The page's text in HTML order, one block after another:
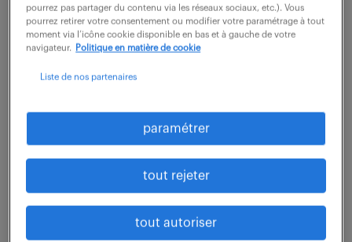
voir l'offre
40 000 - 50 000 € / an
Au sein de l'équipe Ingénierie Équipementière, vous
pourrez pas partager du contenu via les réseaux sociaux, etc.). Vous
pourrez retirer votre consentement ou modifier votre paramétrage à tout
moment via l’icône cookie disponible en bas et à gauche de votre
navigateur.
Politique en matière de cookie
Liste de nos partenaires
paramétrer
tout rejeter
tout autoriser